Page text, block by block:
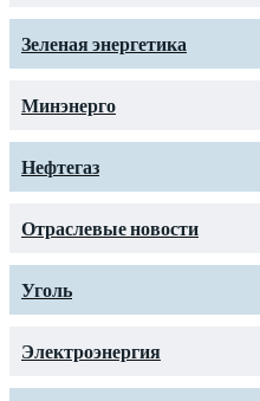
Зеленая энергетика
Минэнерго
Нефтегаз
Отраслевые новости
Уголь
Электроэнергия